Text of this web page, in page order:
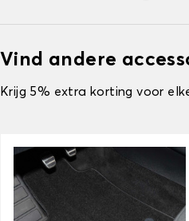
Vind andere
Krijg 5% extra korting voor